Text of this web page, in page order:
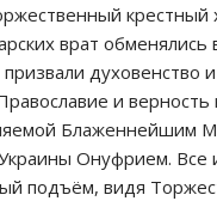
крестный
врат
духовенство
и верность
Блаженнейшим
Онуфрием. Все
подъём, видя